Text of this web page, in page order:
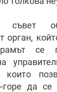
съвет
орган,
се
които
горе да